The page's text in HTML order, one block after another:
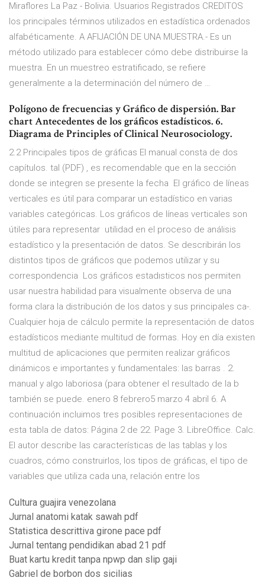
Miraflores La Paz - Bolivia. Usuarios Registrados CREDITOS
los principales términos utilizados en estadística ordenados
alfabéticamente. A AFIJACIÓN DE UNA MUESTRA.- Es un
método utilizado para establecer cómo debe distribuirse la
muestra. En un muestreo estratificado, se refiere
generalmente a la determinación del número de …
Polígono de frecuencias y Gráfico de dispersión. Bar
chart Antecedentes de los gráficos estadísticos. 6.
Diagrama de Principles of Clinical Neurosociology.
2.2 Principales tipos de gráficas El manual consta de dos
capítulos. tal (PDF) , es recomendable que en la sección
donde se integren se presente la fecha El gráfico de líneas
verticales es útil para comparar un estadístico en varias
variables categóricas. Los gráficos de líneas verticales son
útiles para representar utilidad en el proceso de análisis
estadístico y la presentación de datos. Se describirán los
distintos tipos de gráficos que podemos utilizar y su
correspondencia Los gráficos estadısticos nos permiten
usar nuestra habilidad para visualmente observa de una
forma clara la distribución de los datos y sus principales ca-.
Cualquier hoja de cálculo permite la representación de datos
estadísticos mediante multitud de formas. Hoy en día existen
multitud de aplicaciones que permiten realizar gráficos
dinámicos e importantes y fundamentales: las barras . 2.
manual y algo laboriosa (para obtener el resultado de la b
también se puede. enero 8 febrero5 marzo 4 abril 6. A
continuación incluimos tres posibles representaciones de
esta tabla de datos: Página 2 de 22. Page 3. LibreOffice. Calc.
El autor describe las características de las tablas y los
cuadros, cómo construirlos, los tipos de gráficas, el tipo de
variables que utiliza cada una, relación entre los
Cultura guajira venezolana
Jurnal anatomi katak sawah pdf
Statistica descrittiva girone pace pdf
Jurnal tentang pendidikan abad 21 pdf
Buat kartu kredit tanpa npwp dan slip gaji
Gabriel de borbon dos sicilias